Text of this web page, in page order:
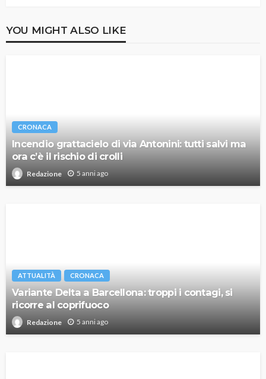
YOU MIGHT ALSO LIKE
CRONACA
Incendio grattacielo di via Antonini: tutti salvi ma
ora c’è il rischio di crolli
Redazione 5 anni ago
ATTUALITÀ CRONACA
Variante Delta a Barcellona: troppi i contagi, si
ricorre al coprifuoco
Redazione 5 anni ago